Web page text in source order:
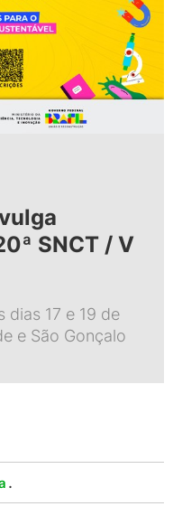
SNCT / V
dias 17 e 19 de
e São Gonçalo
.